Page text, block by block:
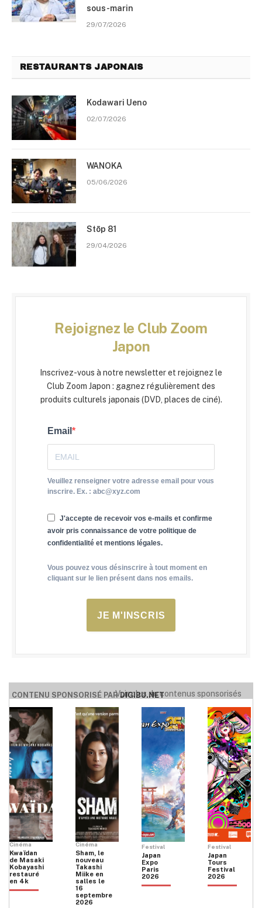
sous-marin
29/07/2026
RESTAURANTS JAPONAIS
Kodawari Ueno
02/07/2026
WANOKA
05/06/2026
Stōp 81
29/04/2026
Rejoignez le Club Zoom
Japon
Inscrivez-vous à notre newsletter et rejoignez le
Club Zoom Japon : gagnez régulièrement des
produits culturels japonais (DVD, places de ciné).
Email
Veuillez renseigner votre adresse email pour vous
inscrire. Ex. : abc@xyz.com
J'accepte de recevoir vos e-mails et confirme
avoir pris connaissance de votre politique de
confidentialité et mentions légales.
Vous pouvez vous désinscrire à tout moment en
cliquant sur le lien présent dans nos emails.
JE M'INSCRIS
CONTENU SPONSORISÉ PARDIGIBU.NET
Voir plus de contenus sponsorisés
Cinéma
Kwaïdan
de Masaki
Kobayashi
restauré
en 4k
Cinéma
Sham, le
nouveau
Takashi
Miike en
salles le
16
septembre
2026
Festival
Japan
Expo
Paris
2026
Festival
Japan
Tours
Festival
2026